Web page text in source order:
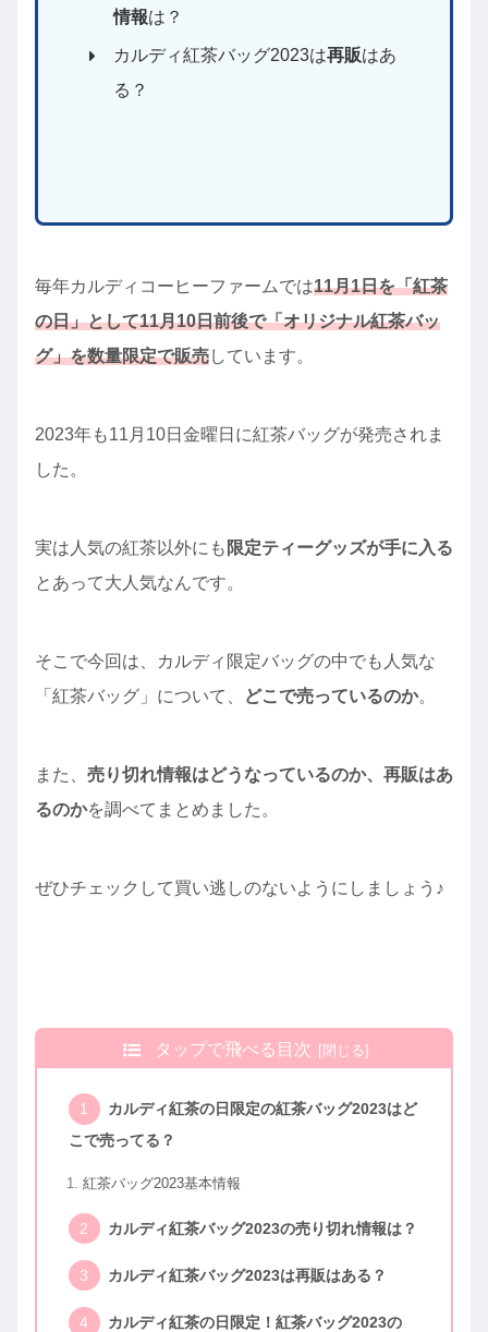
情報は？
カルディ紅茶バッグ2023は再販はあ
る？
毎年カルディコーヒーファームでは11月1日を「紅茶
の日」として11月10日前後で「オリジナル紅茶バッ
グ」を数量限定で販売しています。
2023年も11月10日金曜日に紅茶バッグが発売されま
した。
実は人気の紅茶以外にも 限定ティーグッズが手に入る
とあって大人気なんです。
そこで今回は、カルディ限定バッグの中でも人気な
「紅茶バッグ」について、
どこで売っているのか。
また、 売り切れ情報はどうなっているのか、再販はあ
るのかを調べてまとめました。
ぜひチェックして買い逃しのないようにしましょう♪
タップで飛べる目次
カルディ紅茶の日限定の紅茶バッグ2023はど
こで売ってる？
紅茶バッグ2023基本情報
カルディ紅茶バッグ2023の売り切れ情報は？
カルディ紅茶バッグ2023は再販はある？
カルディ紅茶の日限定！紅茶バッグ2023の